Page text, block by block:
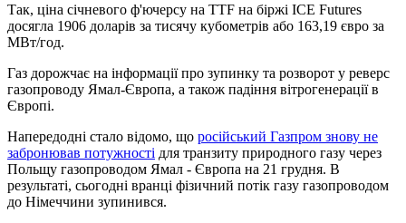
Так, ціна січневого ф'ючерсу на TTF на біржі ICE Futures
досягла 1906 доларів за тисячу кубометрів або 163,19 євро за
МВт/год.
Газ дорожчає на інформації про зупинку та розворот у реверс
газопроводу Ямал-Європа, а також падіння вітрогенерації в
Європі.
Напередодні стало відомо, що російський Газпром знову не
забронював потужності для транзиту природного газу через
Польщу газопроводом Ямал - Європа на 21 грудня. В
результаті, сьогодні вранці фізичний потік газу газопроводом
до Німеччини зупинився.